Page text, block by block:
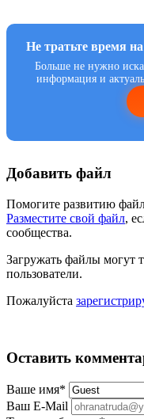
Не тратьте время
Больше не нужно
информация и
Добавить файл
Помогите развитию
Разместите свой файл,
сообщества.
Загружать файлы могут
пользователи.
Пожалуйста
Оставить
Ваше имя*
Ваш E-Mail